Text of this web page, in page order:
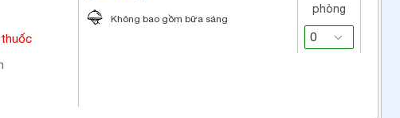
Không bao gồm bữa sáng
phòng